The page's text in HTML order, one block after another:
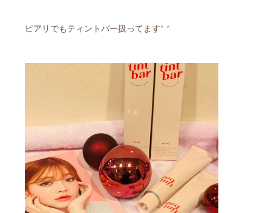
ピアリでもティントバー扱ってます^ ^